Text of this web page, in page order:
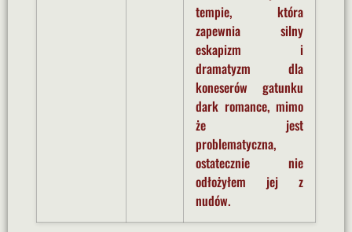
tempie, która
zapewnia silny
eskapizm i
dramatyzm dla
koneserów gatunku
dark romance, mimo
że jest
problematyczna,
ostatecznie nie
odłożyłem jej z
nudów.